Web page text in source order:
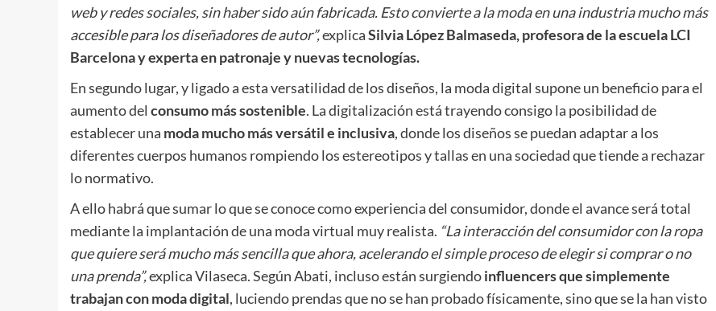
web y redes sociales, sin haber sido aún fabricada. Esto convierte a la moda en una industria mucho más
accesible para los diseñadores de autor”,explicaSilvia López Balmaseda, profesora de la escuela LCI
Barcelona y experta en patronaje y nuevas tecnologías.
En segundo lugar, y ligado a esta versatilidad de los diseños, la moda digital supone un beneficio para el
aumento del consumo más sostenible. La digitalización está trayendo consigo la posibilidad de
establecer una moda mucho más versátil e inclusiva, donde los diseños se puedan adaptar a los
diferentes cuerpos humanos rompiendo los estereotipos y tallas en una sociedad que tiende a rechazar
lo normativo.
A ello habrá que sumar lo que se conoce como experiencia del consumidor, donde el avance será total
mediante la implantación de una moda virtual muy realista. “La interacción del consumidor con la ropa
que quiere será mucho más sencilla que ahora, acelerando el simple proceso de elegir si comprar o no
una prenda”,explica Vilaseca. Según Abati, incluso están surgiendoinfluencers que simplemente
trabajan con moda digital, luciendo prendas que no se han probado físicamente, sino que se la han visto